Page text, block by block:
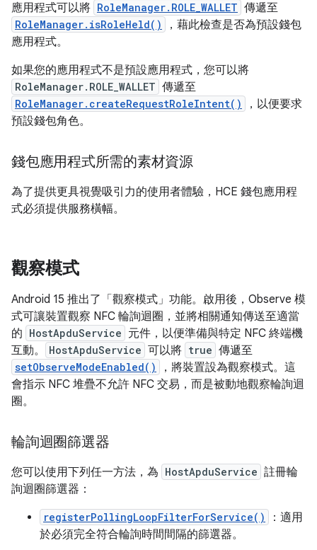
應用程式可以將 RoleManager.ROLE_WALLET 傳遞至
RoleManager.isRoleHeld()
，藉此檢查是否為預設錢包
應用程式。
如果您的應用程式不是預設應用程式，您可以將
RoleManager.ROLE_WALLET 傳遞至
RoleManager.createRequestRoleIntent()
，以便要求
預設錢包角色。
錢包應用程式所需的素材資源
為了提供更具視覺吸引力的使用者體驗，HCE 錢包應用程
式必須提供服務橫幅。
觀察模式
Android 15 推出了「觀察模式」 功能。啟用後，Observe 模
式可讓裝置觀察 NFC 輪詢迴圈，並將相關通知傳送至適當
的 HostApduService 元件，以便準備與特定 NFC 終端機
互動。
HostApduService 可以將 true 傳遞至
setObserveModeEnabled()
，將裝置設為觀察模式。這
會指示 NFC 堆疊不允許 NFC 交易，而是被動地觀察輪詢迴
圈。
輪詢迴圈篩選器
您可以使用下列任一方法，為 HostApduService 註冊輪
詢迴圈篩選器：
registerPollingLoopFilterForService()
：適用
於必須完全符合輪詢時間間隔的篩選器。